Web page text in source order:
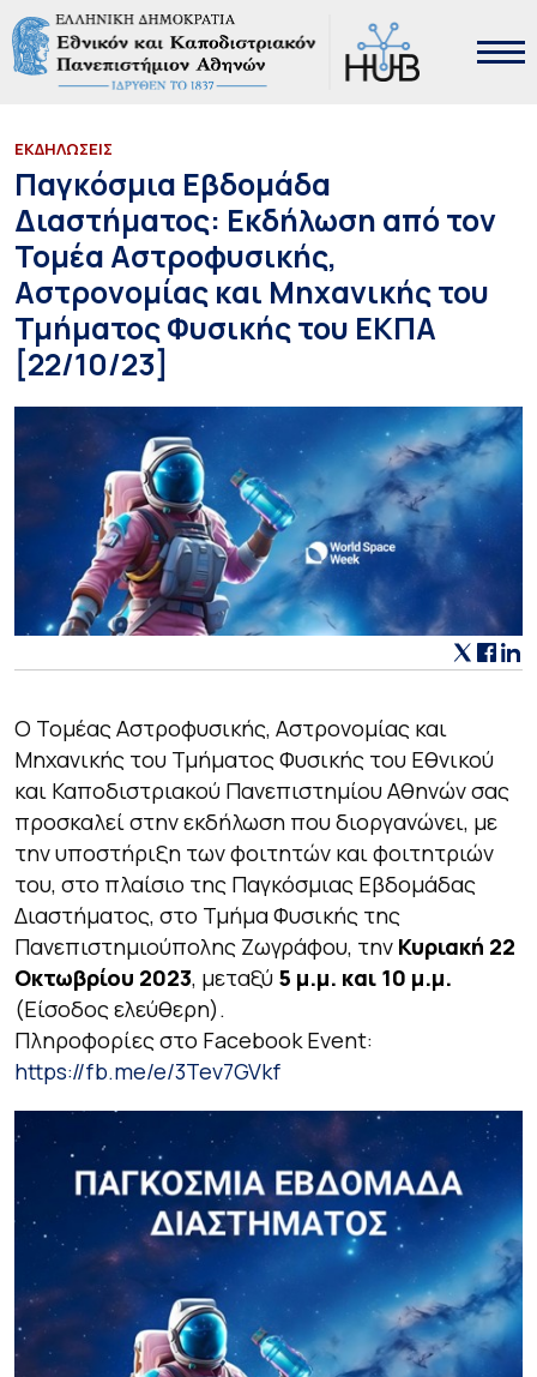
ΕΚΔΗΛΩΣΕΙΣ
Παγκόσμια Εβδομάδα
Διαστήματος: Εκδήλωση από τον
Τομέα Αστροφυσικής,
Αστρονομίας και Μηχανικής του
Τμήματος Φυσικής του ΕΚΠΑ
[22/10/23]
Ο Τομέας Αστροφυσικής, Αστρονομίας και
Μηχανικής του Τμήματος Φυσικής του Εθνικού
και Καποδιστριακού Πανεπιστημίου Αθηνών σας
προσκαλεί στην εκδήλωση που διοργανώνει, με
την υποστήριξη των φοιτητών και φοιτητριών
του, στο πλαίσιο της Παγκόσμιας Εβδομάδας
Διαστήματος, στο Τμήμα Φυσικής της
Πανεπιστημιούπολης Ζωγράφου, την Κυριακή 22
Οκτωβρίου 2023, μεταξύ 5 μ.μ. και 10 μ.μ.
(Είσοδος ελεύθερη).
Πληροφορίες στο Facebook Event:
https://fb.me/e/3Tev7GVkf